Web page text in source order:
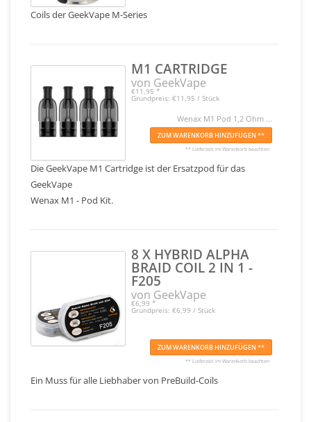
Coils der GeekVape M-Series
M1 CARTRIDGE
von GeekVape
€11,95 *
Grundpreis: €11,95 / Stück
Wenax M1 Pod 1,2 Ohm ...
ZUM WARENKORB HINZUFÜGEN **
** Lieferzeit im Warenkorb beachten
Die GeekVape M1 Cartridge ist der Ersatzpod für das
GeekVape
Wenax M1 - Pod Kit.
8 X HYBRID ALPHA
BRAID COIL 2 IN 1 -
F205
von GeekVape
€6,99 *
Grundpreis: €6,99 / Stück
ZUM WARENKORB HINZUFÜGEN **
** Lieferzeit im Warenkorb beachten
Ein Muss für alle Liebhaber von PreBuild-Coils